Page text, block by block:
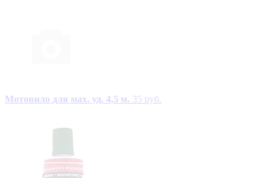
Мотовило для мах. уд. 4,5 м. 35 руб.